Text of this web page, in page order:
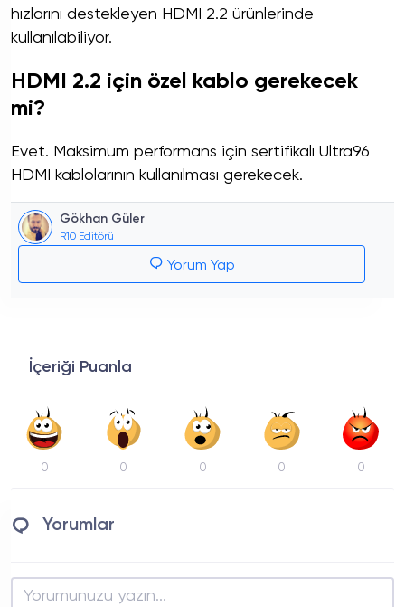
hızlarını destekleyen HDMI 2.2 ürünlerinde
kullanılabiliyor.
HDMI 2.2 için özel kablo gerekecek
mi?
Evet. Maksimum performans için sertifikalı Ultra96
HDMI kablolarının kullanılması gerekecek.
Gökhan Güler
R10 Editörü
Yorum Yap
İçeriği Puanla
0 0 0 0 0
Yorumlar